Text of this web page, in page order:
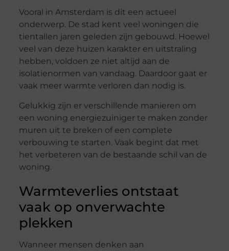
Vooral in Amsterdam is dit een actueel
onderwerp. De stad kent veel woningen die
tientallen jaren geleden zijn gebouwd. Hoewel
veel van deze huizen karakter en uitstraling
hebben, voldoen ze niet altijd aan de
isolatienormen van vandaag. Daardoor gaat er
vaak meer warmte verloren dan nodig is.
Gelukkig zijn er verschillende manieren om
een woning energiezuiniger te maken zonder
muren uit te breken of een complete
verbouwing te starten. Vaak begint dat met
het verbeteren van de bestaande schil van de
woning.
Warmteverlies ontstaat
vaak op onverwachte
plekken
Wanneer mensen denken aan